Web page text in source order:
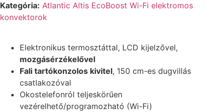
Kategória: Atlantic Altis EcoBoost Wi-Fi elektromos
konvektorok
Elektronikus termosztáttal, LCD kijelzővel,
mozgásérzékelővel
Fali tartókonzolos kivitel, 150 cm-es dugvillás
csatlakozóval
Okostelefonról teljeskörűen
vezérelhető/programozható (Wi-Fi)